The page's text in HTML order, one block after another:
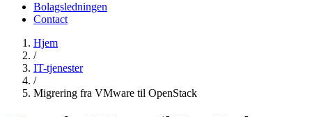
Bolagsledningen
Contact
Hjem
/
IT-tjenester
/
Migrering fra VMware til OpenStack